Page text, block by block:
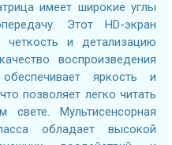
имеет широкие углы
Этот HD-экран
четкость и детализацию
воспроизведения
яркость и
позволяет легко читать
Мультисенсорная
обладает высокой